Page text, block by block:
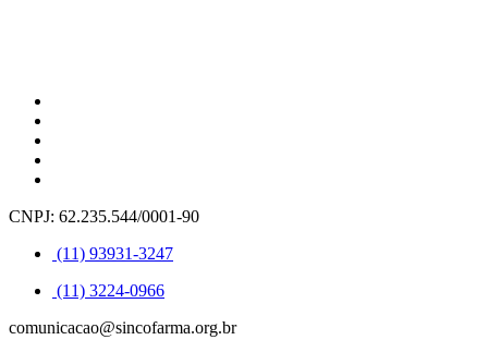
CNPJ: 62.235.544/0001-90
(11) 93931-3247
(11) 3224-0966
comunicacao@sincofarma.org.br